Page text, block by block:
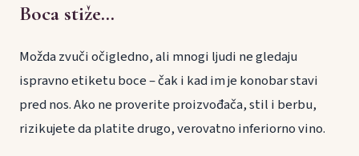
Boca stiže...
Možda zvuči očigledno, ali mnogi ljudi ne gledaju
ispravno etiketu boce – čak i kad im je konobar stavi
pred nos. Ako ne proverite proizvođača, stil i berbu,
rizikujete da platite drugo, verovatno inferiorno vino.